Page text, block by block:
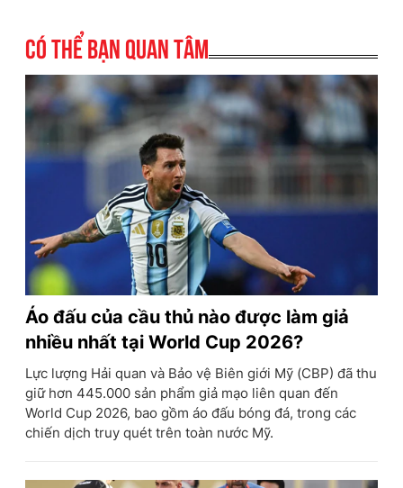
Có thể bạn quan tâm
Áo đấu của cầu thủ nào được làm giả
nhiều nhất tại World Cup 2026?
Lực lượng Hải quan và Bảo vệ Biên giới Mỹ (CBP) đã thu
giữ hơn 445.000 sản phẩm giả mạo liên quan đến
World Cup 2026, bao gồm áo đấu bóng đá, trong các
chiến dịch truy quét trên toàn nước Mỹ.